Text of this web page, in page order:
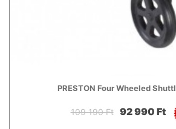
PRESTON Four Wheeled
109 190 Ft 92 990 Ft